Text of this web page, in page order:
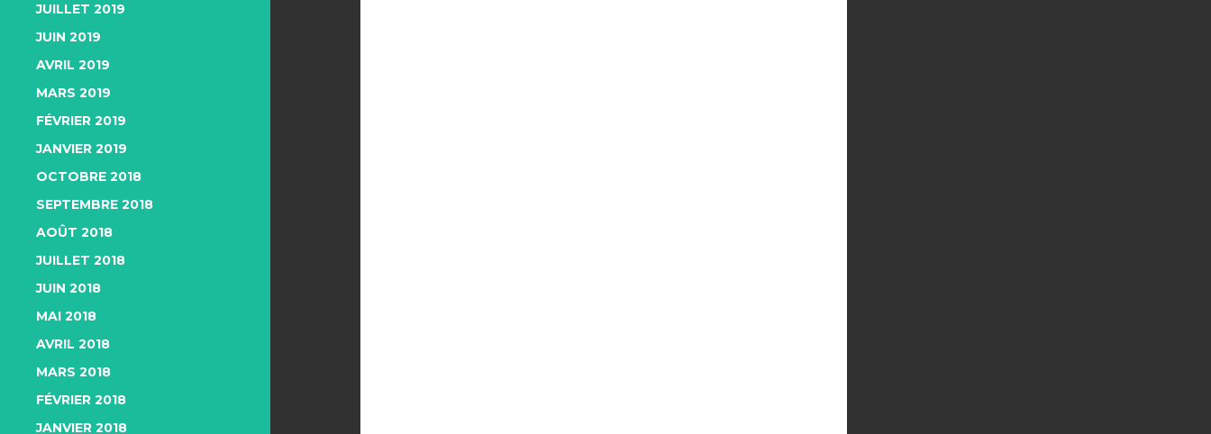
JUILLET 2019
JUIN 2019
AVRIL 2019
MARS 2019
FÉVRIER 2019
JANVIER 2019
OCTOBRE 2018
SEPTEMBRE 2018
AOÛT 2018
JUILLET 2018
JUIN 2018
MAI 2018
AVRIL 2018
MARS 2018
FÉVRIER 2018
JANVIER 2018